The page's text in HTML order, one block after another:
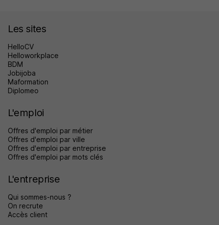
Les sites
HelloCV
Helloworkplace
BDM
Jobijoba
Maformation
Diplomeo
L'emploi
Offres d'emploi par métier
Offres d'emploi par ville
Offres d'emploi par entreprise
Offres d'emploi par mots clés
L'entreprise
Qui sommes-nous ?
On recrute
Accès client